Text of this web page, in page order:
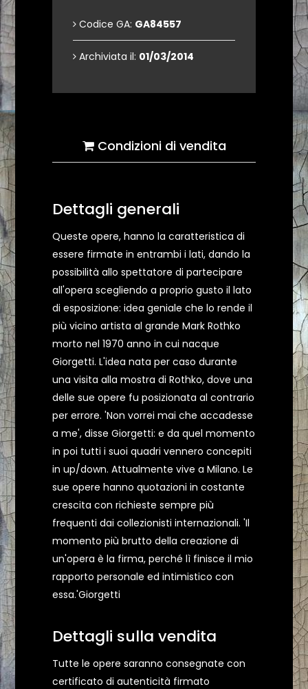
Codice GA: GA84557
Archiviata il: 01/03/2014
Condizioni di vendita
Dettagli generali
Queste opere, hanno la caratteristica di
essere firmate in entrambi i lati, dando la
possibilità allo spettatore di partecipare
all'opera scegliendo a proprio gusto il lato
di esposizione: idea geniale che lo rende il
più vicino artista al grande Mark Rothko
morto nel 1970 anno in cui nacque
Giorgetti. L'idea nata per caso durante
una visita alla mostra di Rothko, dove una
delle sue opere fu posizionata al contrario
per errore. 'Non vorrei mai che accadesse
a me', disse Giorgetti: e da quel momento
in poi tutti i suoi quadri vennero concepiti
in up/down. Attualmente vive a Milano. Le
sue opere hanno quotazioni in costante
crescita con richieste sempre più
frequenti dai collezionisti internazionali. 'Il
momento più brutto della creazione di
un'opera è la firma, perché lì finisce il mio
rapporto personale ed intimistico con
essa.'Giorgetti
Dettagli sulla vendita
Tutte le opere saranno consegnate con
certificato di autenticità firmato